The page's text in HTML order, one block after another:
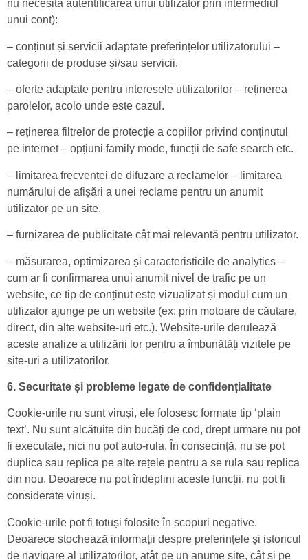
nu necesită autentificarea unui utilizator prin intermediul
unui cont):
– conținut și servicii adaptate preferințelor utilizatorului –
categorii de produse și/sau servicii.
– oferte adaptate pentru interesele utilizatorilor – reținerea
parolelor, acolo unde este cazul.
– reținerea filtrelor de protecție a copiilor privind conținutul
pe internet – opțiuni family mode, funcții de safe search etc.
– limitarea frecvenței de difuzare a reclamelor – limitarea
numărului de afișări a unei reclame pentru un anumit
utilizator pe un site.
– furnizarea de publicitate cât mai relevantă pentru utilizator.
– măsurarea, optimizarea și caracteristicile de analytics –
cum ar fi confirmarea unui anumit nivel de trafic pe un
website, ce tip de conținut este vizualizat și modul cum un
utilizator ajunge pe un website (ex: prin motoare de căutare,
direct, din alte website-uri etc.). Website-urile derulează
aceste analize a utilizării lor pentru a îmbunătăți vizitele pe
site-uri a utilizatorilor.
6. Securitate și probleme legate de confidențialitate
Cookie-urile nu sunt viruși, ele folosesc formate tip ‘plain
text’. Nu sunt alcătuite din bucăți de cod, drept urmare nu pot
fi executate, nici nu pot auto-rula. În consecință, nu se pot
duplica sau replica pe alte rețele pentru a se rula sau replica
din nou. Deoarece nu pot îndeplini aceste funcții, nu pot fi
considerate viruși.
Cookie-urile pot fi totuși folosite în scopuri negative.
Deoarece stochează informații despre preferințele și istoricul
de navigare al utilizatorilor, atât pe un anume site, cât și pe